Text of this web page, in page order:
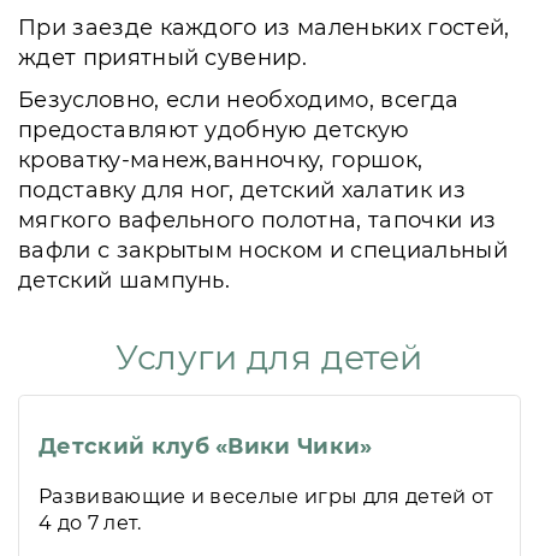
При заезде каждого из маленьких гостей,
ждет приятный сувенир.
Безусловно, если необходимо, всегда
предоставляют удобную детскую
кроватку-манеж,ванночку, горшок,
подставку для ног, детский халатик из
мягкого вафельного полотна, тапочки из
вафли с закрытым носком и специальный
детский шампунь.
Услуги для детей
Детский клуб «Вики Чики»
Развивающие и веселые игры для детей от
4 до 7 лет.